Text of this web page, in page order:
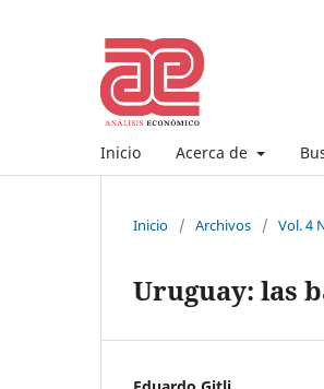
Inicio Acerca de
Inicio / Archivos / Vol. 4
Uruguay: las